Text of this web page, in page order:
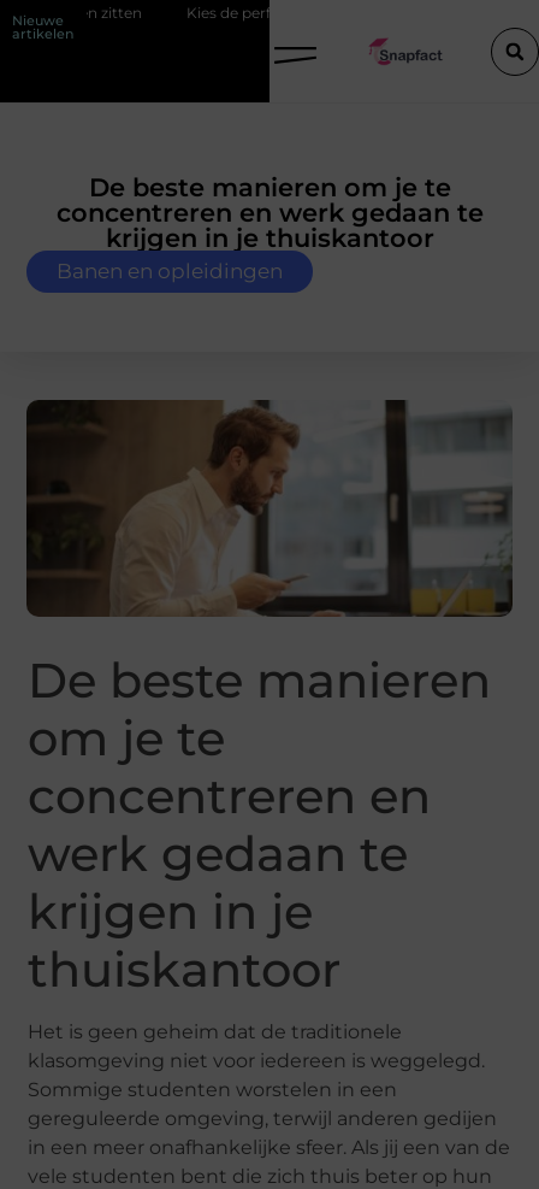
Nieuwe
artikelen
zitten Kies de perfecte tussenjas voor heren
De beste manieren om je te
concentreren en werk gedaan te
krijgen in je thuiskantoor
Banen en opleidingen
De beste manieren
om je te
concentreren en
werk gedaan te
krijgen in je
thuiskantoor
Het is geen geheim dat de traditionele
klasomgeving niet voor iedereen is weggelegd.
Sommige studenten worstelen in een
gereguleerde omgeving, terwijl anderen gedijen
in een meer onafhankelijke sfeer. Als jij een van de
vele studenten bent die zich thuis beter op hun